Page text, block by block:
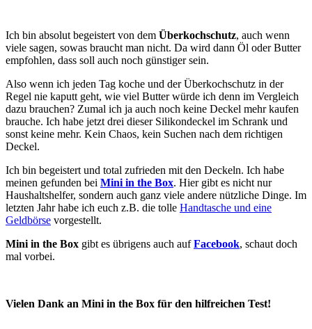
Ich bin absolut begeistert von dem Überkochschutz, auch wenn
viele sagen, sowas braucht man nicht. Da wird dann Öl oder Butter
empfohlen, dass soll auch noch günstiger sein.
Also wenn ich jeden Tag koche und der Überkochschutz in der
Regel nie kaputt geht, wie viel Butter würde ich denn im Vergleich
dazu brauchen? Zumal ich ja auch noch keine Deckel mehr kaufen
brauche. Ich habe jetzt drei dieser Silikondeckel im Schrank und
sonst keine mehr. Kein Chaos, kein Suchen nach dem richtigen
Deckel.
Ich bin begeistert und total zufrieden mit den Deckeln. Ich habe
meinen gefunden bei Mini in the Box. Hier gibt es nicht nur
Haushaltshelfer, sondern auch ganz viele andere nützliche Dinge. Im
letzten Jahr habe ich euch z.B. die tolle Handtasche und eine
Geldbörse vorgestellt.
Mini in the Box gibt es übrigens auch aufFacebook, schaut doch
mal vorbei.
Vielen Dank an Mini in the Box für den hilfreichen Test!